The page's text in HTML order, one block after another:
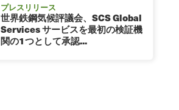
プレスリリース
世界鉄鋼気候評議会、SCS Global
Services サービスを最初の検証機
関の1つとして承認...